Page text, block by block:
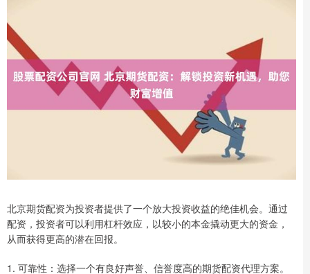
北京期货配资为投资者提供了一个放大投资收益的绝佳机会。通过
配资，投资者可以利用杠杆效应，以较小的本金撬动更大的资金，
从而获得更高的潜在回报。
1. 可靠性：选择一个有良好声誉、信誉度高的期货配资代理方案。